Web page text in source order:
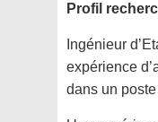
Profil
Ingénieur
expérience
dans un